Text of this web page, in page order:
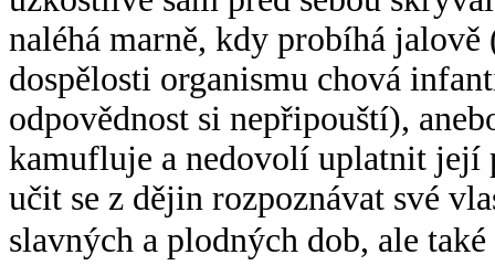
naléhá marně, kdy probíhá
dospělosti organismu chová
odpovědnost si nepřipouští),
kamufluje a nedovolí uplatnit její
učit se z dějin rozpoznávat své
slavných a plodných dob, ale